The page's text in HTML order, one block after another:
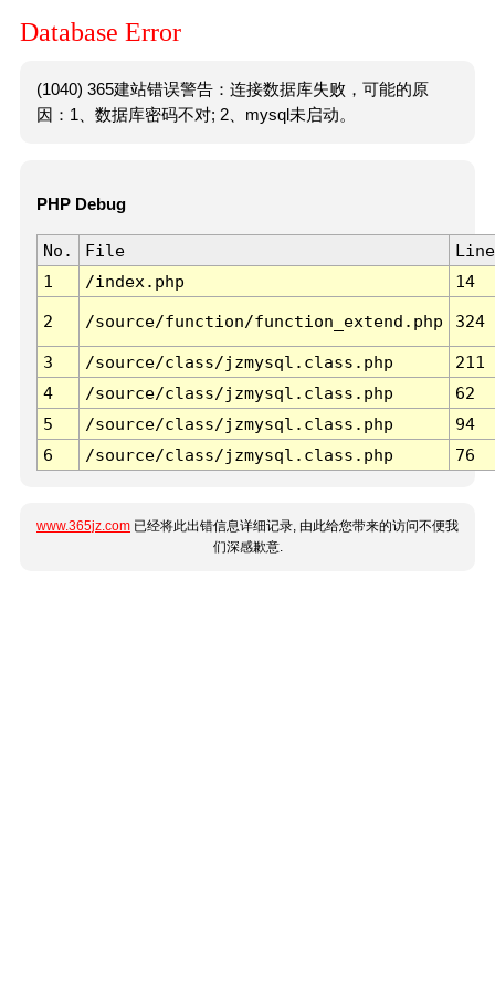
Database Error
(1040) 365建站错误警告：连接数据库失败，可能的原
因：1、数据库密码不对; 2、mysql未启动。
PHP Debug
No. File
Line
1
/index.php 14
2 /source/function/function_extend.php 324
3 /source/class/jzmysql.class.php
211
4
/source/class/jzmysql.class.php
62
5
/source/class/jzmysql.class.php
94
6
/source/class/jzmysql.class.php 76
www.365jz.com 已经将此出错信息详细记录, 由此给您带来的访问不便我
们深感歉意.